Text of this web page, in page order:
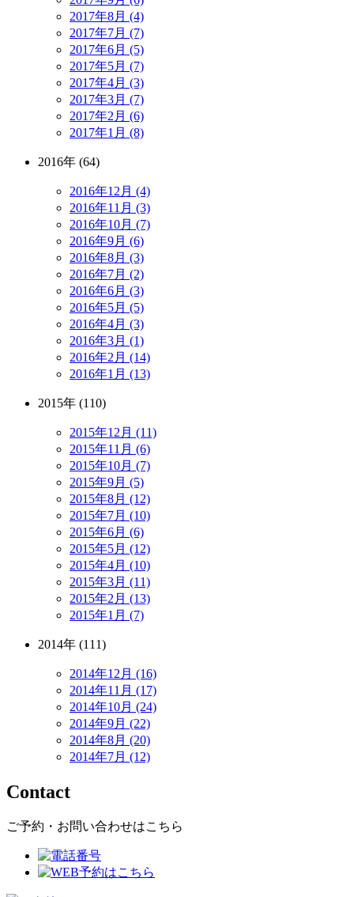
2017年8月 (4)
2017年7月 (7)
2017年6月 (5)
2017年5月 (7)
2017年4月 (3)
2017年3月 (7)
2017年2月 (6)
2017年1月 (8)
2016年 (64)
2016年12月 (4)
2016年11月 (3)
2016年10月 (7)
2016年9月 (6)
2016年8月 (3)
2016年7月 (2)
2016年6月 (3)
2016年5月 (5)
2016年4月 (3)
2016年3月 (1)
2016年2月 (14)
2016年1月 (13)
2015年 (110)
2015年12月 (11)
2015年11月 (6)
2015年10月 (7)
2015年9月 (5)
2015年8月 (12)
2015年7月 (10)
2015年6月 (6)
2015年5月 (12)
2015年4月 (10)
2015年3月 (11)
2015年2月 (13)
2015年1月 (7)
2014年 (111)
2014年12月 (16)
2014年11月 (17)
2014年10月 (24)
2014年9月 (22)
2014年8月 (20)
2014年7月 (12)
Contact
ご予約・お問い合わせはこちら